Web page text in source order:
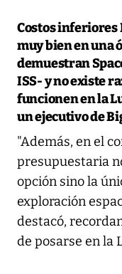
Costos inferiores
muy bien en una
demuestran
ISS- y no existe
funcionen en la
un ejecutivo de
"Además, en el
presupuestaria
opción sino la
exploración
destacó,
de posarse en la